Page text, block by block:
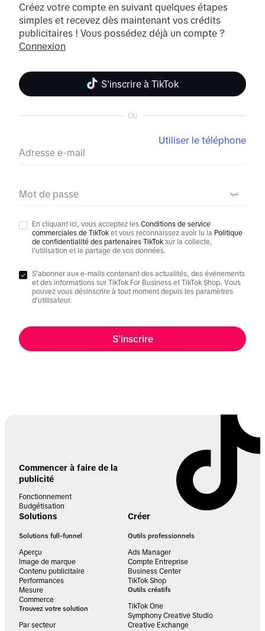
Créez votre compte en suivant quelques étapes
simples et recevez dès maintenant vos crédits
Connexion
S'inscrire à TikTok
Ou
Adresse e-mail
Utiliser le téléphone
Mot de passe
En cliquant ici, vous acceptez les Conditions de service
commerciales de TikTok et vous reconnaissez avoir lu la Politique
de confidentialité des partenaires TikTok sur la collecte,
l'utilisation et le partage de vos données.
S'abonner aux e-mails contenant des actualités, des événements
et des informations sur TikTok For Business et TikTok Shop. Vous
pouvez vous désinscrire à tout moment depuis les paramètres
d'utilisateur.
S'inscrire
Commencer à faire de la
publicité
Fonctionnement
Budgétisation
Solutions
Solutions full-funnel
Aperçu
Image de marque
Contenu publicitaire
Performances
Mesure
Commerce
Trouvez votre solution
Par secteur
Créer
Outils professionnels
Ads Manager
Compte Entreprise
Business Center
TikTok Shop
Outils créatifs
TikTok One
Symphony Creative Studio
Creative Exchange